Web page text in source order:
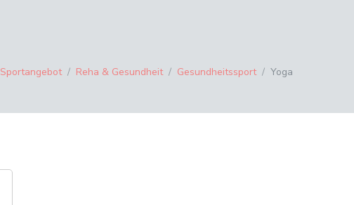
Sportangebot Reha & Gesundheit Gesundheitssport Yoga